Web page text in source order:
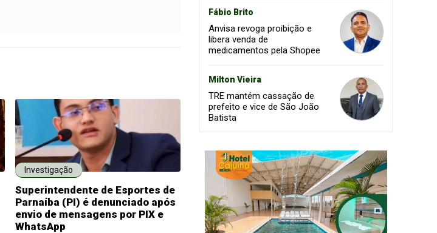
Investigação
Superintendente de Esportes de
Parnaíba (PI) é denunciado após
envio de mensagens por PIX e
WhatsApp
Fábio Brito
Anvisa revoga proibição e
libera venda de
medicamentos pela Shopee
Milton Vieira
TRE mantém cassação de
prefeito e vice de São João
Batista